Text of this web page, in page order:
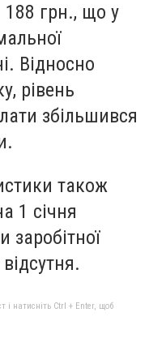
188 грн., що у
Відносно
рівень
збільшився
також
1 січня
заробітної
і натисніть Ctrl + Enter, щоб